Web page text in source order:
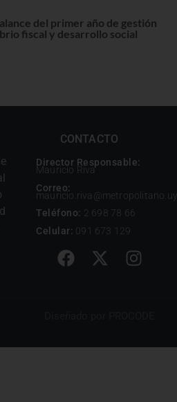
del primer año de gestión
fiscal y desarrollo social
CONTACTO
Director Responsable:
Mauricio Riva
Correo:
mauricio.riva@metropolitano.uy
Teléfono: 2 698 78 66
Celular: 091 673 129